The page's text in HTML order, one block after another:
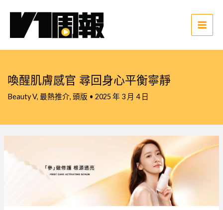
Main
喚醒肌膚感官 尋回身心平衡寧靜
Beauty V, 最熱推介, 頭版 • 2025 年 3 月 4 日